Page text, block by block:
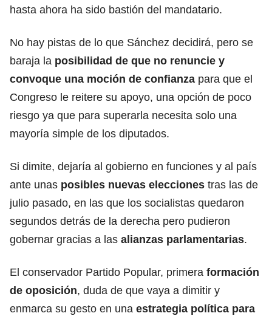
hasta ahora ha sido bastión del mandatario.
No hay pistas de lo que Sánchez decidirá, pero se
baraja la posibilidad de que no renuncie y
convoque una moción de confianza para que el
Congreso le reitere su apoyo, una opción de poco
riesgo ya que para superarla necesita solo una
mayoría simple de los diputados.
Si dimite, dejaría al gobierno en funciones y al país
ante unas posibles nuevas elecciones tras las de
julio pasado, en las que los socialistas quedaron
segundos detrás de la derecha pero pudieron
gobernar gracias a las alianzas parlamentarias.
El conservador Partido Popular, primera formación
de oposición, duda de que vaya a dimitir y
enmarca su gesto en una estrategia política para